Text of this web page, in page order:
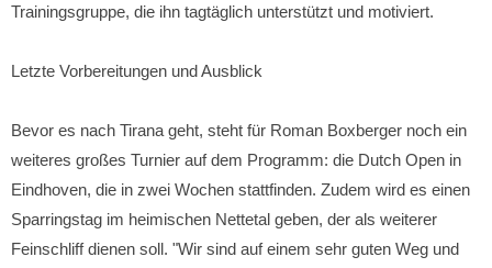
Trainingsgruppe, die ihn tagtäglich unterstützt und motiviert.
Letzte Vorbereitungen und Ausblick
Bevor es nach Tirana geht, steht für Roman Boxberger noch ein
weiteres großes Turnier auf dem Programm: die Dutch Open in
Eindhoven, die in zwei Wochen stattfinden. Zudem wird es einen
Sparringstag im heimischen Nettetal geben, der als weiterer
Feinschliff dienen soll. "Wir sind auf einem sehr guten Weg und